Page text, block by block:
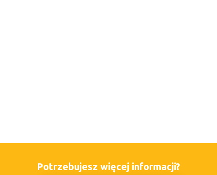
Potrzebujesz więcej informacji?